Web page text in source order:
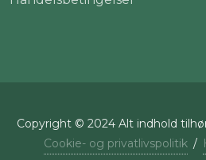
Copyright © 2024 Alt indhold
Cookie- og privatlivspolitik /